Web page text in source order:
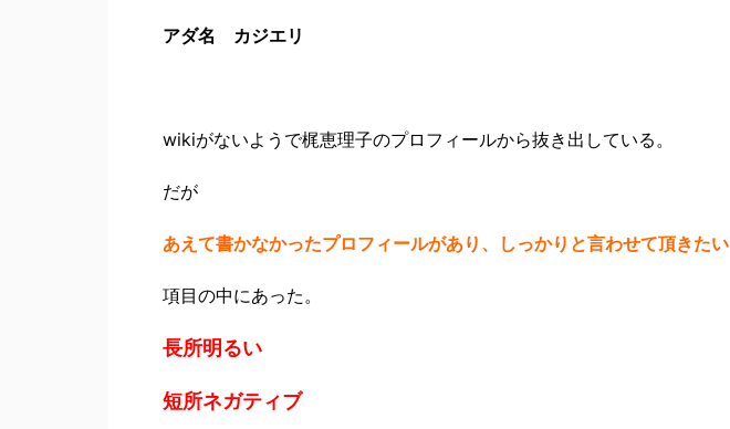
アダ名 カジエリ
wikiがないようで梶恵理子のプロフィールから抜き出している。
だが
あえて書かなかったプロフィールがあり、しっかりと言わせて頂きたい
項目の中にあった。
長所明るい
短所ネガティブ